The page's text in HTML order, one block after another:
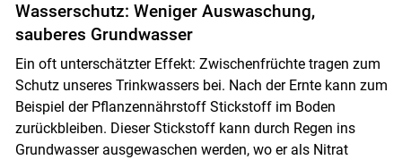
Wasserschutz: Weniger Auswaschung,
sauberes Grundwasser
Ein oft unterschätzter Effekt: Zwischenfrüchte tragen zum
Schutz unseres Trinkwassers bei. Nach der Ernte kann zum
Beispiel der Pflanzennährstoff Stickstoff im Boden
zurückbleiben. Dieser Stickstoff kann durch Regen ins
Grundwasser ausgewaschen werden, wo er als Nitrat